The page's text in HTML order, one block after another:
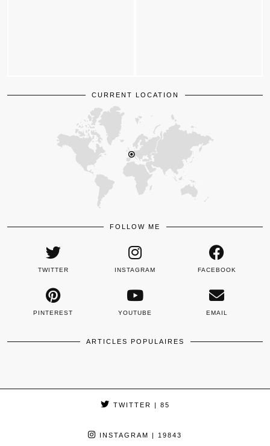
CURRENT LOCATION
FOLLOW ME
TWITTER INSTAGRAM FACEBOOK
PINTEREST YOUTUBE EMAIL
ARTICLES POPULAIRES
TWITTER | 85
INSTAGRAM | 19843